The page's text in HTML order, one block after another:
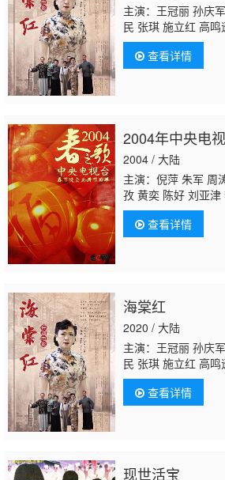
主演：王冠丽 孙庆
民 张琪 施立红 高鸣
如意 曹镱苧
查看详情
2004年中央电
2004 / 大陆
主演：倪萍 朱军 周
孜 黄奕 陈好 刘亚
临 郭达杨蕾韩磊 严
坤 博林 卓林 黄宏
英 林依轮 赵本山 范
查看详情
海棠红
2020 / 大陆
主演：王冠丽 孙庆
民 张琪 施立红 高鸣
如意 曹镱苧
查看详情
现世活宝